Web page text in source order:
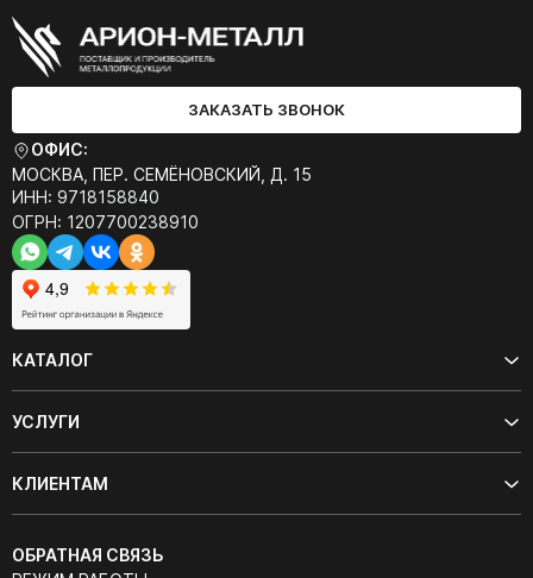
ЗАКАЗАТЬ ЗВОНОК
ОФИС:
МОСКВА, ПЕР. СЕМЁНОВСКИЙ, Д. 15
ИНН: 9718158840
ОГРН: 1207700238910
КАТАЛОГ
УСЛУГИ
КЛИЕНТАМ
ОБРАТНАЯ СВЯЗЬ